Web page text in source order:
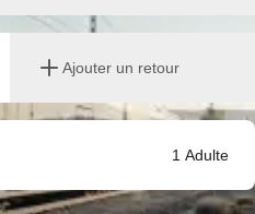
Ajouter un retour
1 Adulte